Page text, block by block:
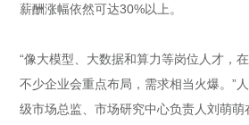
薪酬涨幅依然可达30%以上。
“像大模型、大数据和算力等岗位人才，
不少企业会重点布局，需求相当火爆。”
级市场总监、市场研究中心负责人刘萌